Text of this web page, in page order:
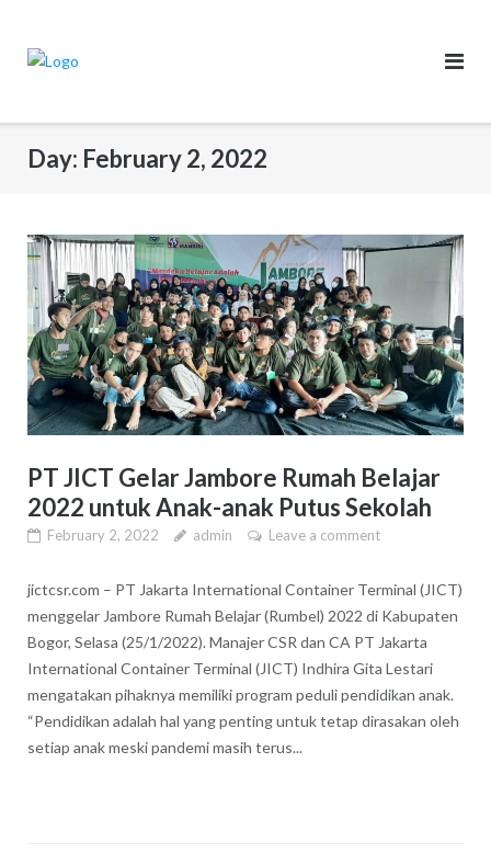
content
Day: February 2, 2022
PT JICT Gelar Jambore Rumah Belajar
2022 untuk Anak-anak Putus Sekolah
February 2, 2022 admin Leave a comment
jictcsr.com – PT Jakarta International Container Terminal (JICT)
menggelar Jambore Rumah Belajar (Rumbel) 2022 di Kabupaten
Bogor, Selasa (25/1/2022). Manajer CSR dan CA PT Jakarta
International Container Terminal (JICT) Indhira Gita Lestari
mengatakan pihaknya memiliki program peduli pendidikan anak.
“Pendidikan adalah hal yang penting untuk tetap dirasakan oleh
setiap anak meski pandemi masih terus...